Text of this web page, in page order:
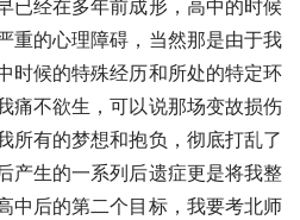
已经在多年前成形，高中的时候
重的心理障碍，当然那是由于我
时候的特殊经历和所处的特定环
痛不欲生，可以说那场变故损伤
所有的梦想和抱负，彻底打乱了
产生的一系列后遗症更是将我整
中后的第二个目标，我要考北师